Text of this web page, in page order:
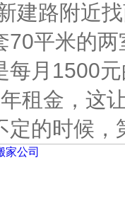
建路附近
70平米的
每月1500
租金，这
定的时候